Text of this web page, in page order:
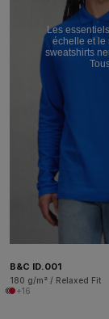
Les
échelle et le
sweatshirts
B&C ID.001
180 g/m² / Relaxed Fit
+16